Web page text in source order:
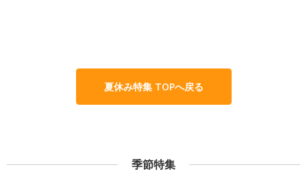
夏休み特集 TOPへ戻る
季節特集